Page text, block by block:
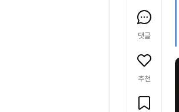
댓글
추천